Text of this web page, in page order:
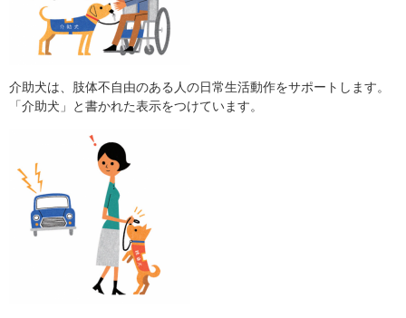
介助犬は、肢体不自由のある人の日常生活動作をサポートします。
「介助犬」と書かれた表示をつけています。